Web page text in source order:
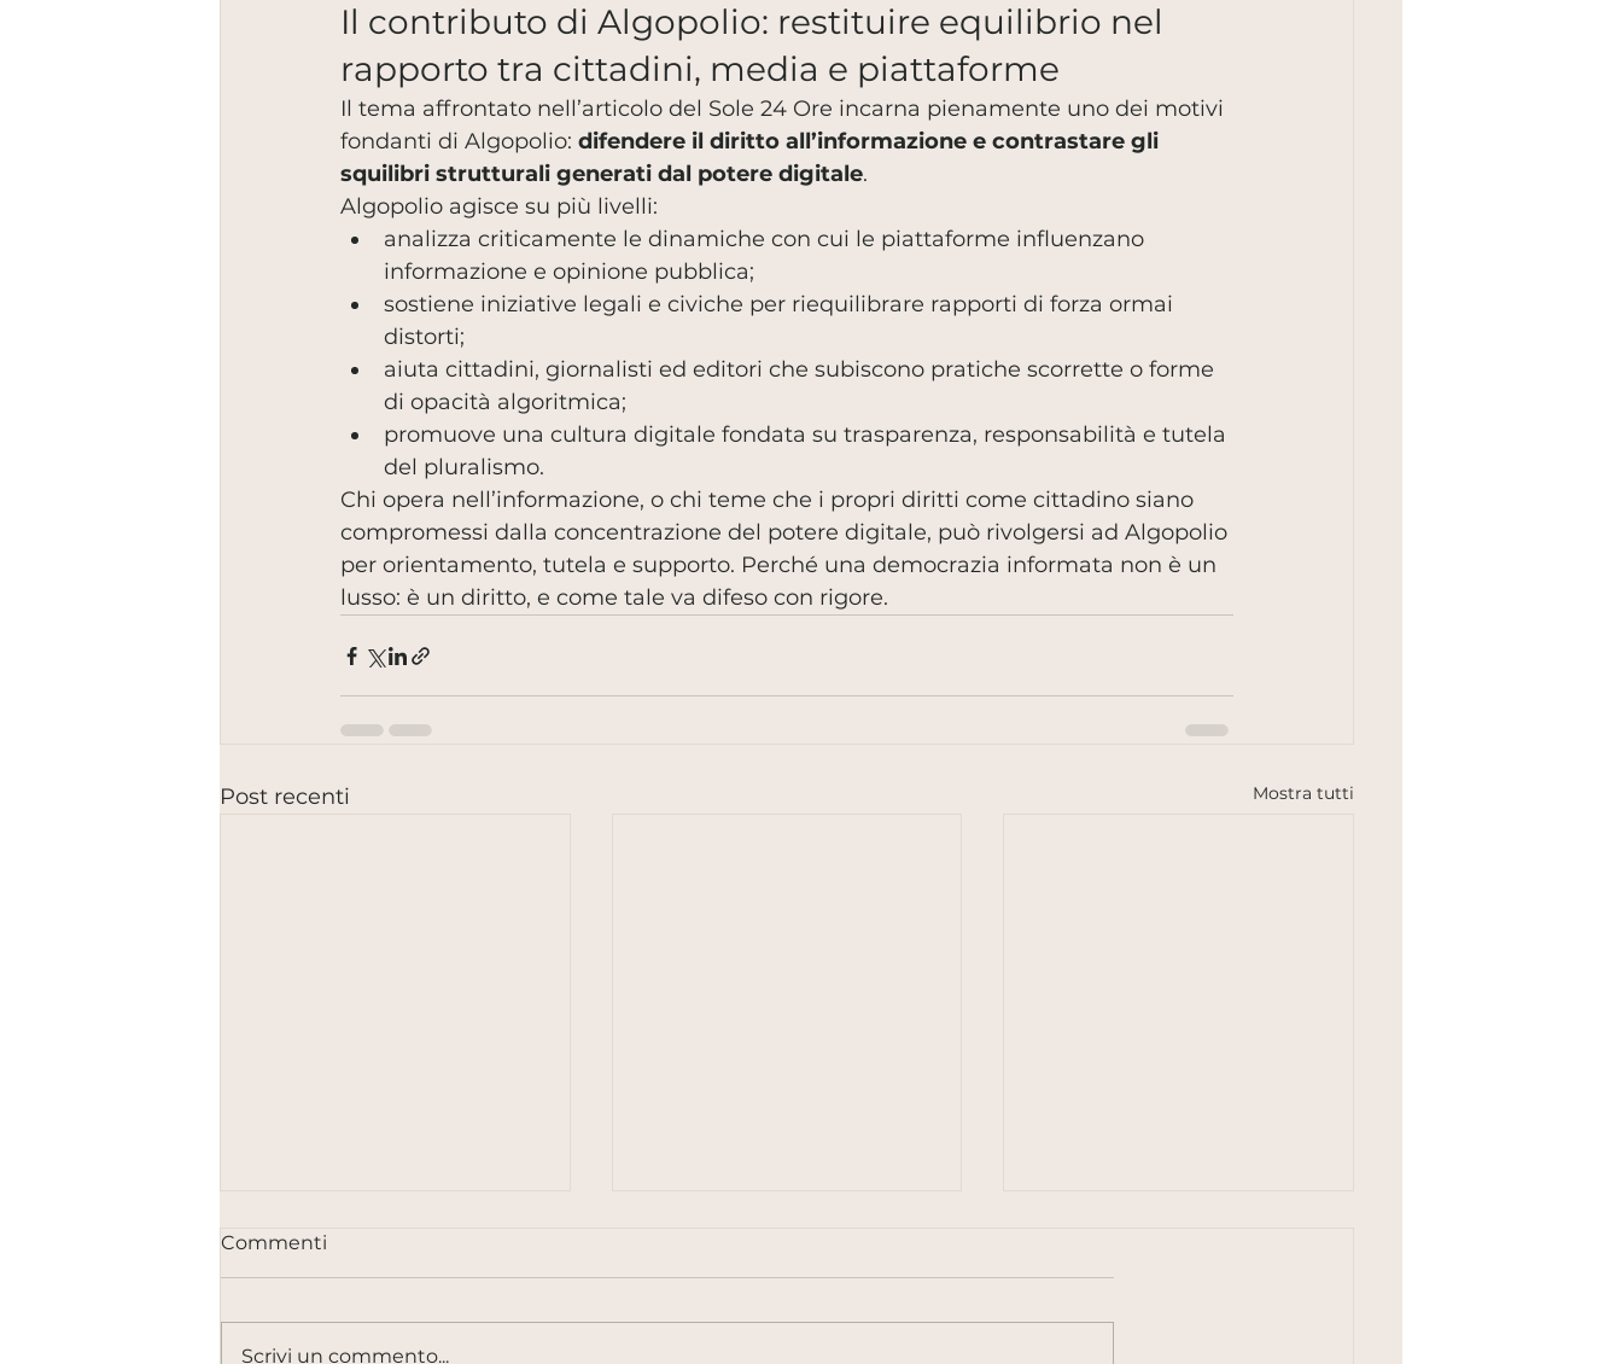
Il contributo di Algopolio: restituire equilibrio nel
rapporto tra cittadini, media e piattaforme
Il tema affrontato nell’articolo del Sole 24 Ore incarna pienamente uno dei motivi
fondanti di Algopolio: difendere il diritto all’informazione e contrastare gli
squilibri strutturali generati dal potere digitale.
Algopolio agisce su più livelli:
analizza criticamente le dinamiche con cui le piattaforme influenzano
informazione e opinione pubblica;
sostiene iniziative legali e civiche per riequilibrare rapporti di forza ormai
distorti;
aiuta cittadini, giornalisti ed editori che subiscono pratiche scorrette o forme
di opacità algoritmica;
promuove una cultura digitale fondata su trasparenza, responsabilità e tutela
del pluralismo.
Chi opera nell’informazione, o chi teme che i propri diritti come cittadino siano
compromessi dalla concentrazione del potere digitale, può rivolgersi ad Algopolio
per orientamento, tutela e supporto. Perché una democrazia informata non è un
lusso: è un diritto, e come tale va difeso con rigore.
Post recenti Mostra tutti
Commenti
Scrivi un commento...